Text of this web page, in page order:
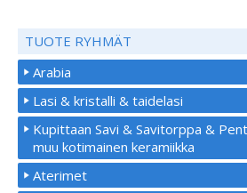
TUOTE RYHMÄT
Arabia
Lasi & kristalli & taidelasi
Kupittaan Savi & Savitorppa &
muu kotimainen keramiikka
Aterimet